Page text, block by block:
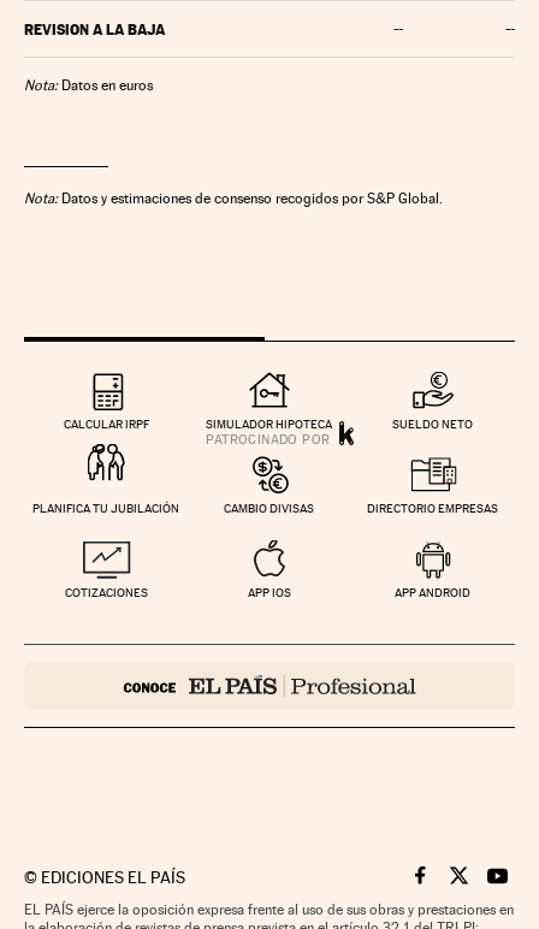
REVISION A LA BAJA -- --
Nota:Datos en euros
Nota:Datos y estimaciones de consenso recogidos por S&P Global.
CALCULAR IRPF SIMULADOR HIPOTECA SUELDO NETO
PLANIFICA TU JUBILACIÓN CAMBIO DIVISAS DIRECTORIO EMPRESAS
COTIZACIONES APP IOS APP ANDROID
© EDICIONES EL PAÍS Cinco Días en
Cinco Días
Cinco
EL PAÍS ejerce la oposición expresa frente al uso de sus obras y prestaciones en